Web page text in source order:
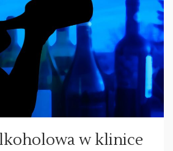
w klinice